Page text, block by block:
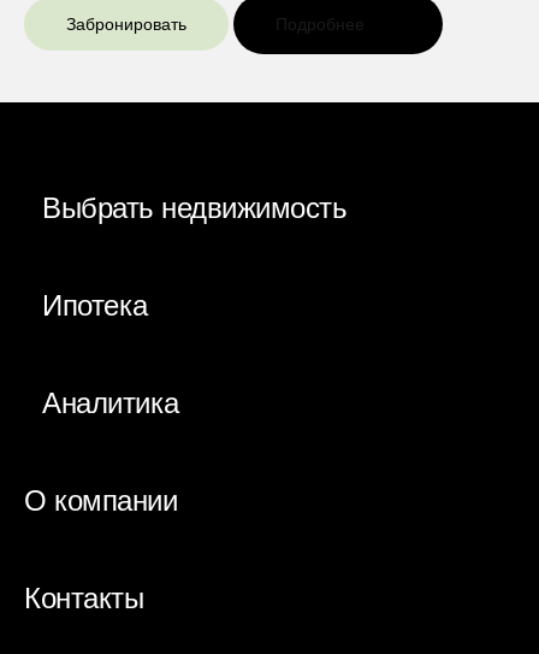
Забронировать Подробнее
Выбрать недвижимость
Ипотека
Аналитика
О компании
Контакты